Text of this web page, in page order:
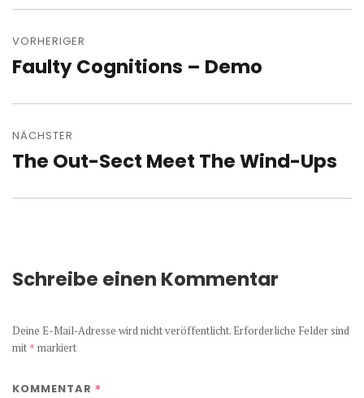
VORHERIGER
Vorheriger
Faulty Cognitions – Demo
NÄCHSTER
Nächster
The Out​-​Sect Meet The Wind​-​Ups
Schreibe einen Kommentar
Deine E-Mail-Adresse wird nicht veröffentlicht. Erforderliche Felder sind
mit * markiert
KOMMENTAR *